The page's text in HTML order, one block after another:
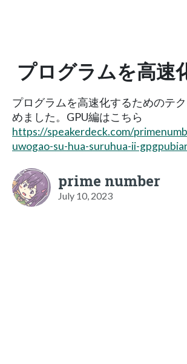
プログラムを高速
プログラムを高速化するためのテ
めました。GPU編はこちら
https://speakerdeck.com/
uwogao-su-hua-suruhua-ii-
prime number
July 10, 2023